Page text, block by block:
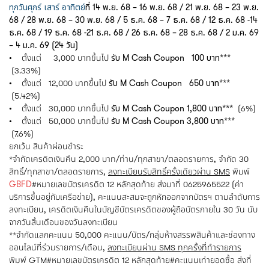
ทุกวันศุกร์ เสาร์ อาทิตย์ที่ 14 พ.ย. 68 – 16 พ.ย. 68 / 21 พ.ย. 68 – 23 พ.ย.
68 / 28 พ.ย. 68 – 30 พ.ย. 68 / 5 ธ.ค. 68 – 7 ธ.ค. 68 / 12 ธ.ค. 68 -14
ธ.ค. 68 / 19 ธ.ค. 68 -21 ธ.ค. 68 / 26 ธ.ค. 68 – 28 ธ.ค. 68 / 2 ม.ค. 69
– 4 ม.ค. 69 (24 วัน)
• ตั้งแต่ 3,000 บาทขึ้นไป รับ M Cash Coupon 100 บาท***
(3.33%)
• ตั้งแต่ 12,000 บาทขึ้นไป รับ M Cash Coupon 650 บาท***
(5.42%)
• ตั้งแต่ 30,000 บาทขึ้นไป รับ M Cash Coupon 1,800 บาท*** (6%)
• ตั้งแต่ 50,000 บาทขึ้นไป รับ M Cash Coupon 3,800 บาท***
(7.6%)
ยกเว้น สินค้าผ่อนชำระ
*จำกัดเครดิตเงินคืน 2,000 บาท/ท่าน/ทุกสาขา/ตลอดรายการ, จำกัด 30
สิทธิ์/ทุกสาขา/ตลอดรายการ, ลงทะเบียนรับสิทธิ์ครั้งเดียวผ่าน SMS พิมพ์
GBFD#หมายเลขบัตรเครดิต 12 หลักสุดท้าย ส่งมาที่ 0625965522 (ค่า
บริการขึ้นอยู่กับเครือข่าย), คะแนนสะสมจะถูกหักออกจากบัตรฯ ตามลำดับการ
ลงทะเบียน, เครดิตเงินคืนในบัญชีบัตรเครดิตของผู้ถือบัตรภายใน 30 วัน นับ
จากวันสิ้นเดือนของวันลงทะเบียน
**จำกัดแลกคะแนน 50,000 คะแนน/บัตร/กลุ่มห้างสรรพสินค้าและช่องทาง
ออนไลน์ที่ร่วมรายการ/เดือน, ลงทะเบียนผ่าน SMS ทุกครั้งที่ทำรายการ
พิมพ์ GTM#หมายเลขบัตรเครดิต 12 หลักสุดท้าย#คะแนนเท่ายอดซื้อ ส่งที่